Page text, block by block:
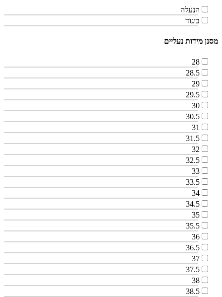
הנעלה
ביגוד
מסנן מידות נעליים
28
28.5
29
29.5
30
30.5
31
31.5
32
32.5
33
33.5
34
34.5
35
35.5
36
36.5
37
37.5
38
38.5